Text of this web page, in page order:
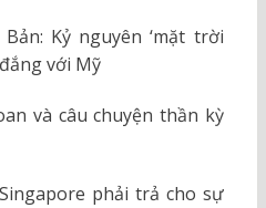
Kỷ nguyên ‘mặt trời
với Mỹ
và câu chuyện thần kỳ
phải trả cho sự